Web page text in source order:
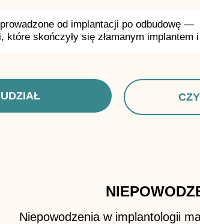
od implantacji po odbudowę —
które skończyły się złamanym implantem i
Niepowodzenia w implantologii